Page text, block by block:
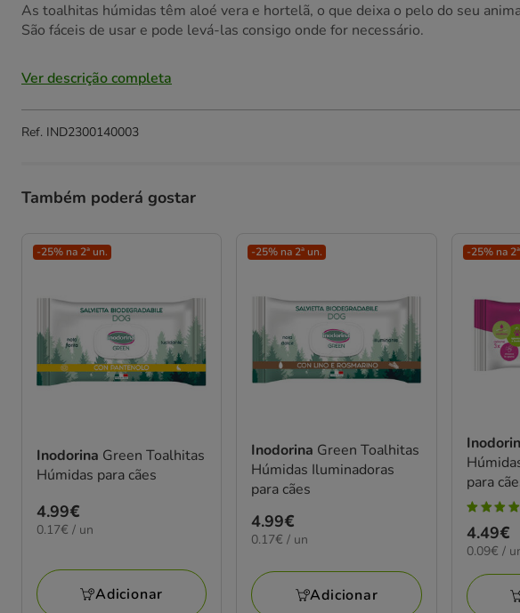
As toalhitas húmidas têm aloé vera e hortelã, o que deixa o pelo do seu
São fáceis de usar e pode levá-las consigo onde for necessário.
Ver descrição completa
Ref. IND2300140003
Também poderá gostar
-25% na 2ª un.
Inodorina Green Toalhitas
Húmidas para cães
Preço
4.99€
4.99€
0.17€
0.17€ / un
Adicionar
-25% na 2ª un.
Inodorina Green Toalhitas
Húmidas Iluminadoras
para cães
Preço
4.99€
4.99€
0.17€
UN
0.17€ / un
Adicionar
-25% na
para
5
estrelas
com
4
Preço
4.49€
4.49€
0.09€
UN
0.09€ /